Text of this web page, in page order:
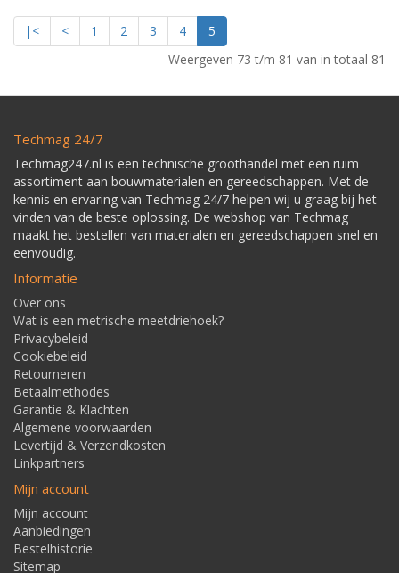
|< < 1 2 3 4
5
Weergeven 73 t/m 81 van in totaal 81
Techmag 24/7
Techmag247.nl is een technische groothandel met een ruim
assortiment aan bouwmaterialen en gereedschappen. Met de
kennis en ervaring van Techmag 24/7 helpen wij u graag bij het
vinden van de beste oplossing. De webshop van Techmag
maakt het bestellen van materialen en gereedschappen snel en
eenvoudig.
Informatie
Over ons
Wat is een metrische meetdriehoek?
Privacybeleid
Cookiebeleid
Retourneren
Betaalmethodes
Garantie & Klachten
Algemene voorwaarden
Levertijd & Verzendkosten
Linkpartners
Mijn account
Mijn account
Aanbiedingen
Bestelhistorie
Sitemap